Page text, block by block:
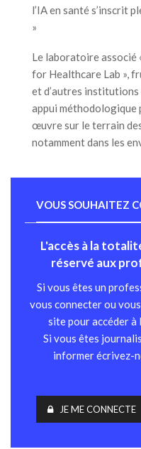
l’IA en santé s’inscrit
»
Le laboratoire associé
for Healthcare Lab »,
et d’autres
appui méthodologique
œuvre sur le terrain
notamment dans les
VOUS SOUHAITEZ
L'accès à la
réservé aux
Si vous êtes un
vous connecter ou
site pour accéder
Si vous êtes
informer écrivez-
JE ME CONNECTE